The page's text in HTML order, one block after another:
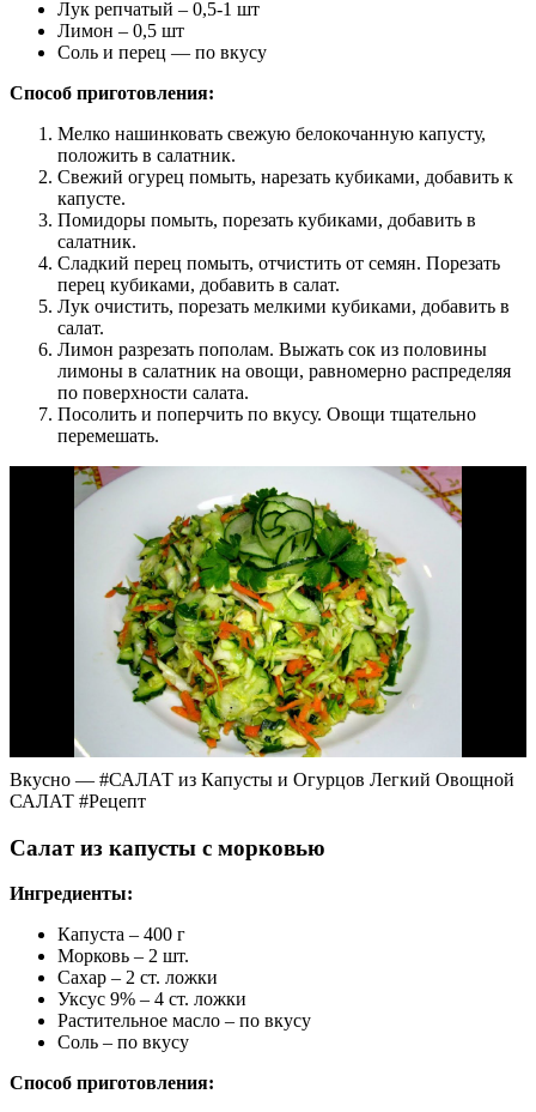
Лук репчатый – 0,5-1 шт
Лимон – 0,5 шт
Соль и перец — по вкусу
Способ приготовления:
Мелко нашинковать свежую белокочанную капусту,
положить в салатник.
Свежий огурец помыть, нарезать кубиками, добавить к
капусте.
Помидоры помыть, порезать кубиками, добавить в
салатник.
Сладкий перец помыть, отчистить от семян. Порезать
перец кубиками, добавить в салат.
Лук очистить, порезать мелкими кубиками, добавить в
салат.
Лимон разрезать пополам. Выжать сок из половины
лимоны в салатник на овощи, равномерно распределяя
по поверхности салата.
Посолить и поперчить по вкусу. Овощи тщательно
перемешать.
Вкусно — #САЛАТ из Капусты и Огурцов Легкий Овощной
САЛАТ #Рецепт
Салат из капусты с морковью
Ингредиенты:
Капуста – 400 г
Морковь – 2 шт.
Сахар – 2 ст. ложки
Уксус 9% – 4 ст. ложки
Растительное масло – по вкусу
Соль – по вкусу
Способ приготовления: